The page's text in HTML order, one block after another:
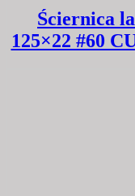
Ściernica
125×22 #60